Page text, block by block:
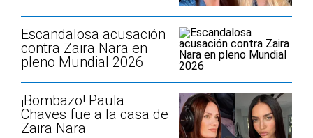
Escandalosa acusación
contra Zaira Nara en
pleno Mundial 2026
¡Bombazo! Paula
Chaves fue a la casa de
Zaira Nara